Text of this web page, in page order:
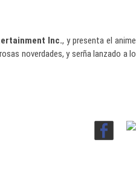
Inc., y presenta el anime
noverdades, y serña lanzado a lo